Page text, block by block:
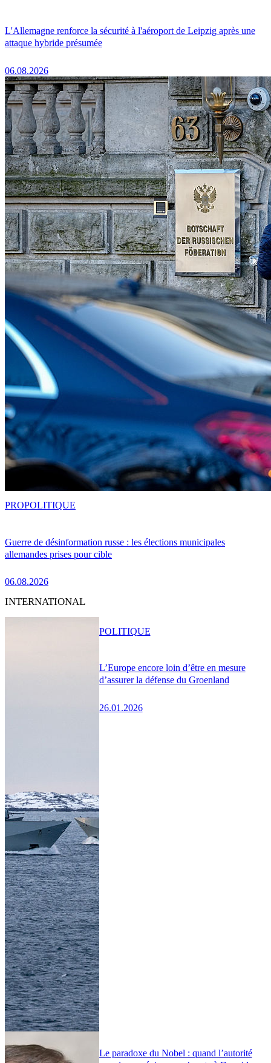
L'Allemagne renforce la sécurité à l'aéroport de Leipzig après une
attaque hybride présumée
06.08.2026
Guerre de désinformation russe : les élections municipales
allemandes prises pour cible
06.08.2026
PROPOLITIQUE
INTERNATIONAL
L’Europe encore loin d’être en mesure
d’assurer la défense du Groenland
26.01.2026
POLITIQUE
Le paradoxe du Nobel : quand l’autorité